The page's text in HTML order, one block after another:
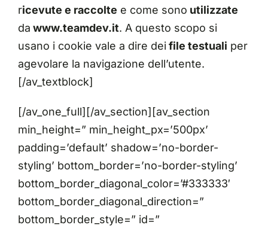
ricevute e raccolte e come sono utilizzate
da www.teamdev.it. A questo scopo si
usano i cookie vale a dire deifile testuali per
agevolare la navigazione dell’utente.
[/av_textblock]
[/av_one_full][/av_section][av_section
min_height=” min_height_px=’500px’
padding=’default’ shadow=’no-border-
styling’ bottom_border=’no-border-styling’
bottom_border_diagonal_color=’#333333′
bottom_border_diagonal_direction=”
bottom_border_style=” id=”